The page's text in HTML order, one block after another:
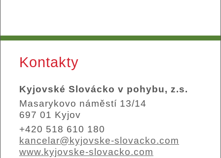
Kontakty
Kyjovské Slovácko v pohybu, z.s.
Masarykovo náměstí 13/14
697 01 Kyjov
+420 518 610 180
kancelar@kyjovske-slovacko.com
www.kyjovske-slovacko.com